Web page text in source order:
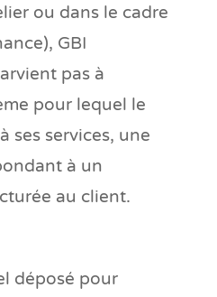
ou dans le cadre
GBI
pas à
pour lequel le
ses services, une
à un
au client.
déposé pour